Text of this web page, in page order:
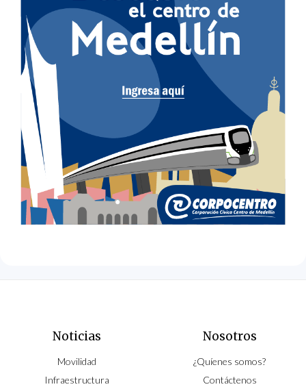
Noticias
Movilidad
Infraestructura
Nosotros
¿Quíenes somos?
Contáctenos